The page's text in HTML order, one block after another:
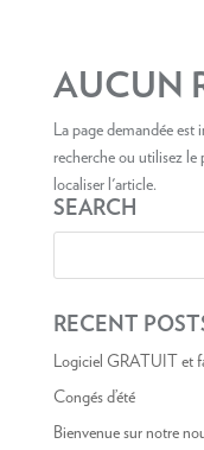
AUCUN
La page demandée
recherche ou utilisez le
localiser l'article.
SEARCH
RECENT
Logiciel GRATUIT et
Congés d’été
Bienvenue sur notre